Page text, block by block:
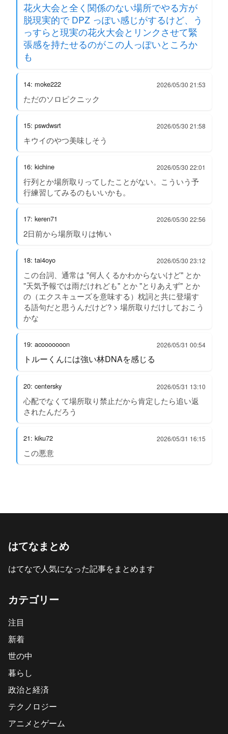
花火大会と全く関係のない場所でやる方が
脱現実的で DPZ っぽい感じがするけど、う
っすらと現実の花火大会とリンクさせて緊
張感を持たせるのがこの人っぽいところか
も
14: moke222 2026/05/30 21:53
ただのソロピクニック
15: pswdwsrt 2026/05/30 21:58
キウイのやつ美味しそう
16: kichine 2026/05/30 22:01
行列とか場所取りってしたことがない。こういう予
行練習してみるのもいいかも。
17: keren71 2026/05/30 22:56
2日前から場所取りは怖い
18: tai4oyo 2026/05/30 23:12
この台詞、通常は "何人くるかわからないけど" とか
"天気予報では雨だけれども" とか "とりあえず" とか
の（エクスキューズを意味する）枕詞と共に登場す
る語句だと思うんだけど? > 場所取りだけしておこう
かな
19: acooooooon 2026/05/31 00:54
トルーくんには強い林DNAを感じる
20: centersky 2026/05/31 13:10
心配でなくて場所取り禁止だから肯定したら追い返
されたんだろう
21: kiku72 2026/05/31 16:15
この悪意
はてなまとめ
はてなで人気になった記事をまとめます
カテゴリー
注目
新着
世の中
暮らし
政治と経済
テクノロジー
アニメとゲーム